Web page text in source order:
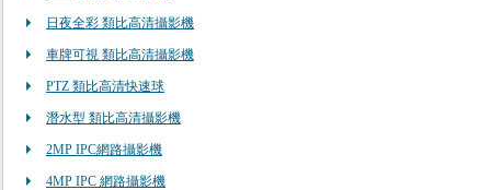
日夜全彩 類比高清攝影機
車牌可視 類比高清攝影機
PTZ 類比高清快速球
潛水型 類比高清攝影機
2MP IPC網路攝影機
4MP IPC 網路攝影機